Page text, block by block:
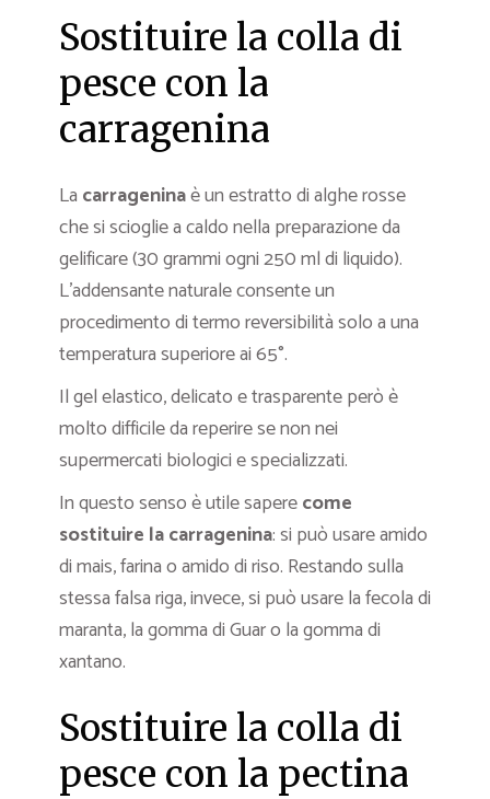
Sostituire la colla di
pesce con la
carragenina
La carrageninaè un estratto di alghe rosse
che si scioglie a caldo nella preparazione da
gelificare (30 grammi ogni 250 ml di liquido).
L’addensante naturale consente un
procedimento di termo reversibilità solo a una
temperatura superiore ai 65°.
Il gel elastico, delicato e trasparente però è
molto difficile da reperire se non nei
supermercati biologici e specializzati.
In questo senso è utile saperecome
sostituire lacarragenina: si può usare amido
di mais, farina o amido di riso. Restando sulla
stessa falsa riga, invece, si può usare la fecola di
maranta, la gomma di Guar o la gomma di
xantano.
Sostituire la colla di
pesce con la pectina